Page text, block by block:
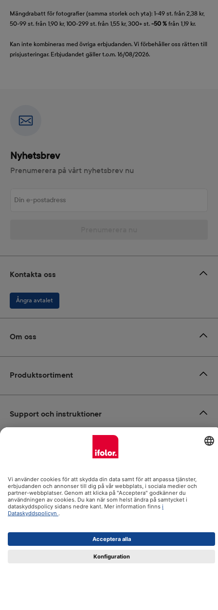
Mängdrabatt för fotografier (samma storlek och yta): 1-49 st. från 2,38 kr,
50-99 st. från 1,90 kr, 100-299 st. från 1,55 kr, 300+ st. -50 % från 1,19 kr.
Kan inte kombineras med övriga erbjudanden. Vi förbehåller oss rätten till
prisjusteringar. Erbjudandet gäller t.o.m. 16/08/2026.
Nyhetsbrev
Prenumerera på vårt nyhetsbrev nu
Kontakta oss
Ångra avtalet
Om oss
Produktsortiment
Support och instruktioner
Leverans